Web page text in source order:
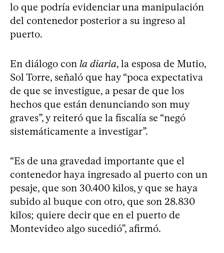
lo que podría evidenciar una manipulación
del contenedor posterior a su ingreso al
puerto.
En diálogo con la diaria, la esposa de Mutio,
Sol Torre, señaló que hay “poca expectativa
de que se investigue, a pesar de que los
hechos que están denunciando son muy
graves”, y reiteró que la fiscalía se “negó
sistemáticamente a investigar”.
“Es de una gravedad importante que el
contenedor haya ingresado al puerto con un
pesaje, que son 30.400 kilos, y que se haya
subido al buque con otro, que son 28.830
kilos; quiere decir que en el puerto de
Montevideo algo sucedió”, afirmó.